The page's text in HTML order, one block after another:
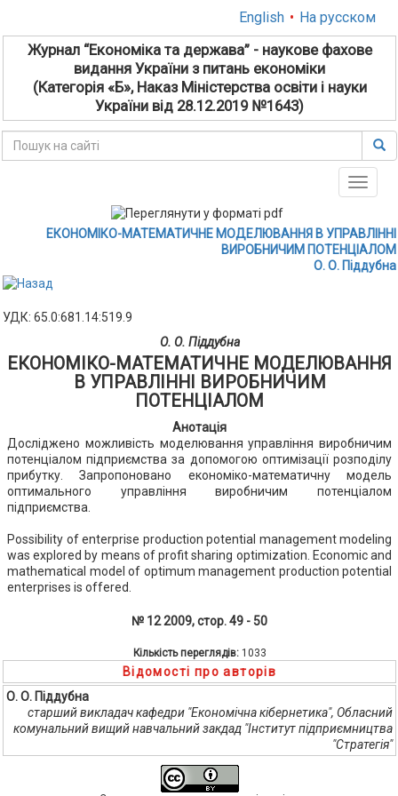
English • На русском
Журнал “Економіка та держава” - наукове фахове
видання України з питань економіки
(Категорія «Б», Наказ Міністерства освіти і науки
України від 28.12.2019 №1643)
Toggle
ЕКОНОМІКО-МАТЕМАТИЧНЕ МОДЕЛЮВАННЯ В УПРАВЛІННІ
ВИРОБНИЧИМ ПОТЕНЦІАЛОМ
О. О. Піддубна
УДК: 65.0:681.14:519.9
О. О. Піддубна
ЕКОНОМІКО-МАТЕМАТИЧНЕ МОДЕЛЮВАННЯ
В УПРАВЛІННІ ВИРОБНИЧИМ
ПОТЕНЦІАЛОМ
Анотація
Досліджено можливість моделювання управління виробничим
потенціалом підприємства за допомогою оптимізації розподілу
прибутку. Запропоновано економіко-математичну модель
оптимального управління виробничим потенціалом
підприємства.
Possibility of enterprise production potential management modeling
was explored by means of profit sharing optimization. Economic and
mathematical model of optimum management production potential
enterprises is offered.
№ 12 2009, стор. 49 - 50
Кількість переглядів: 1033
Відомості про авторів
О. О. Піддубна
старший викладач кафедри "Економічна кібернетика", Обласний
комунальний вищий навчальний закдад "Інститут підприємництва
"Стратегія"